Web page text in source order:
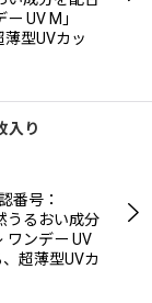
UV M」
型UVカッ
入り
番号：
うるおい成分
ワンデー UV
超薄型UVカ